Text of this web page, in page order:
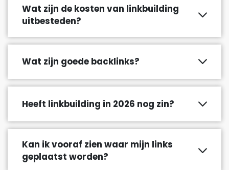
Wat zijn de kosten van linkbuilding
uitbesteden?
Wat zijn goede backlinks?
Heeft linkbuilding in 2026 nog zin?
Kan ik vooraf zien waar mijn links
geplaatst worden?